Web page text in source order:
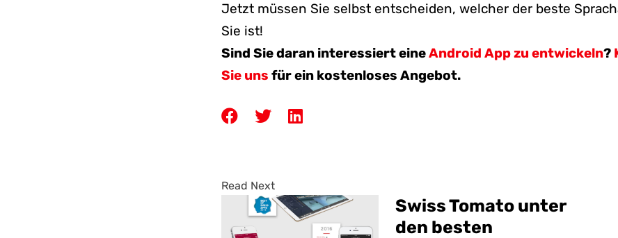
Jetzt müssen Sie selbst entscheiden, welcher der beste
Sie ist!
Sind Sie daran interessiert eineAndroid App zu entwickeln?
Sie uns für ein kostenloses Angebot.
Read Next
Swiss Tomato unter
den besten